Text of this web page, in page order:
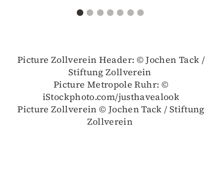
Picture Zollverein Header: © Jochen Tack /
Stiftung Zollverein
Picture Metropole Ruhr: ©
iStockphoto.com/justhavealook
Picture Zollverein © Jochen Tack / Stiftung
Zollverein